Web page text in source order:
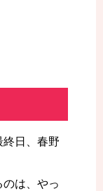
終日、春野
は、やっ